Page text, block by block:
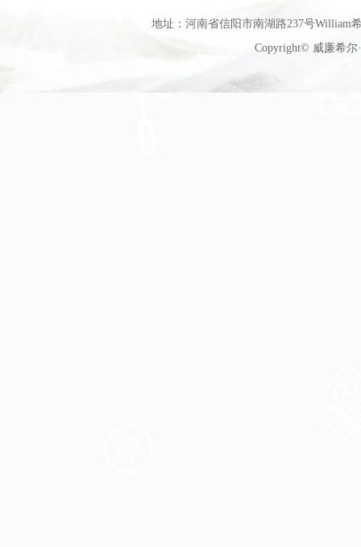
地址：河南省信阳市南湖路237号William
Copyright© 威廉希